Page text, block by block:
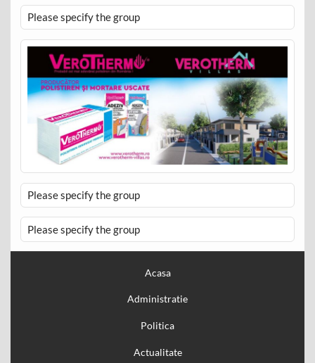
Please specify the group
Please specify the group
Please specify the group
Acasa
Administratie
Politica
Actualitate